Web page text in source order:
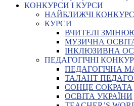
КОНКУРСИ І КУРСИ
НАЙБЛИЖЧІ
КУРСИ
ВЧИТЕЛІ ЗМІНЮЮТЬ
МУЗИЧНА ОСВІТА
ІНКЛЮЗИВНА
ПЕДАГОГІЧНІ
ПЕДАГОГІЧНА
ТАЛАНТ
СОНЦЕ СОКРАТА
ОСВІТА УКРАЇНИ